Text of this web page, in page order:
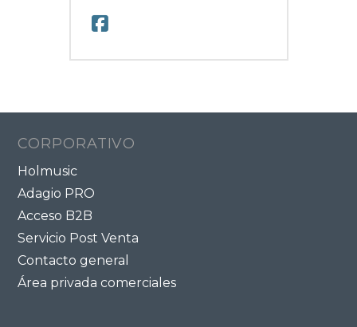
CORPORATIVO
Holmusic
Adagio PRO
Acceso B2B
Servicio Post Venta
Contacto general
Área privada comerciales